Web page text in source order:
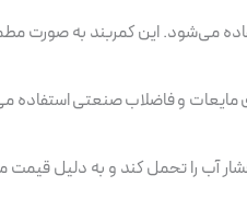
می‌شود. این کمربند به صورت
مایعات و فاضلاب صنعتی
آب را تحمل کند و به دلیل